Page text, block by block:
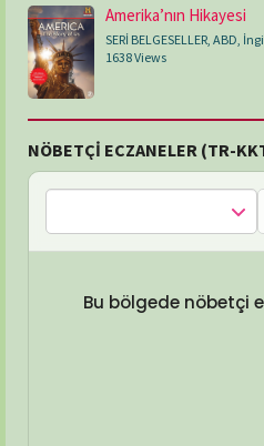
Amerika’nın Hikayesi
SERİ BELGESELLER ABD
1638 Views
NÖBETÇİ ECZANELER (TR-
Bu bölgede nöbetçi